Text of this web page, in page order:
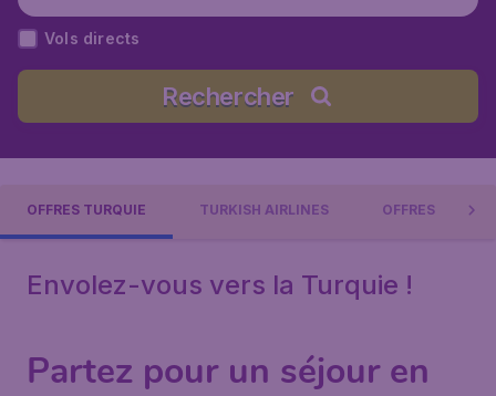
Vols directs
Rechercher
OFFRES TURQUIE TURKISH AIRLINES OFFRES
Envolez-vous vers la Turquie !
Partez pour un séjour en